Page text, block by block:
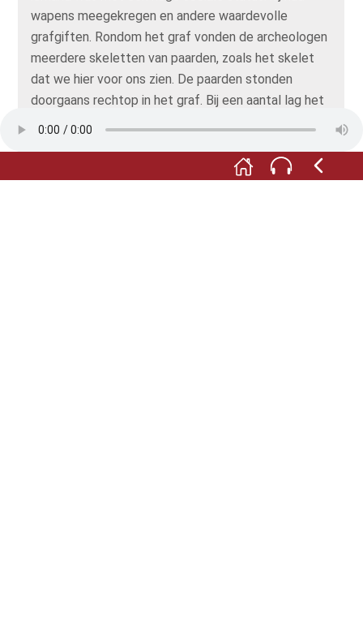
wapens meegekregen en andere waardevolle
grafgiften. Rondom het graf vonden de archeologen
meerdere skeletten van paarden, zoals het skelet
dat we hier voor ons zien. De paarden stonden
doorgaans rechtop in het graf. Bij een aantal lag het
hoofd in een nis die kennelijk voor dat doel was
of zelfs in het gat waarin ze lagen of stonden
gedood en zonder grafgiften begraven.